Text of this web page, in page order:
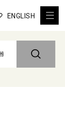
ENGLISH